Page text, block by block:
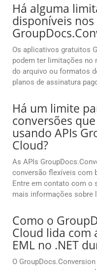
Há alguma
disponíveis
Os aplicativos gratuitos
podem ter limitações no
do arquivo ou formatos
planos de assinatura
Há um limite
conversões
usando APIs
Cloud?
As APIs
conversão flexíveis com
Entre em contato com o
mais informações sobre
Como o
Cloud lida com
EML no .NET
O